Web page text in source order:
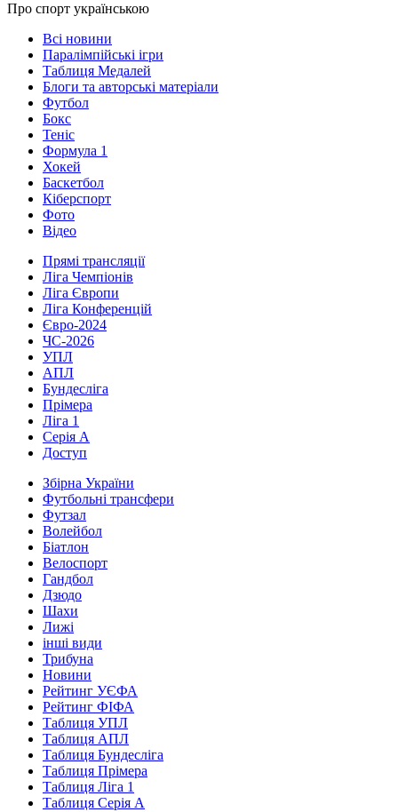
Про спорт українською
Всі новини
Паралімпійські ігри
Таблиця Медалей
Блоги та авторські матеріали
Футбол
Бокс
Теніс
Формула 1
Хокей
Баскетбол
Кіберспорт
Фото
Відео
Прямі трансляції
Ліга Чемпіонів
Ліга Європи
Ліга Конференцій
Євро-2024
ЧС-2026
УПЛ
АПЛ
Бундесліга
Прімера
Ліга 1
Серія А
Доступ
Збірна України
Футбольні трансфери
Футзал
Волейбол
Біатлон
Велоспорт
Гандбол
Дзюдо
Шахи
Лижі
інші види
Трибуна
Новини
Рейтинг УЄФА
Рейтинг ФІФА
Таблиця УПЛ
Таблиця АПЛ
Таблиця Бундесліга
Таблиця Прімера
Таблиця Ліга 1
Таблиця Серія А